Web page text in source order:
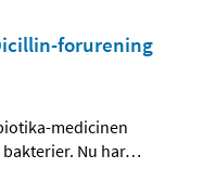
forurening
medicinen
Nu har…